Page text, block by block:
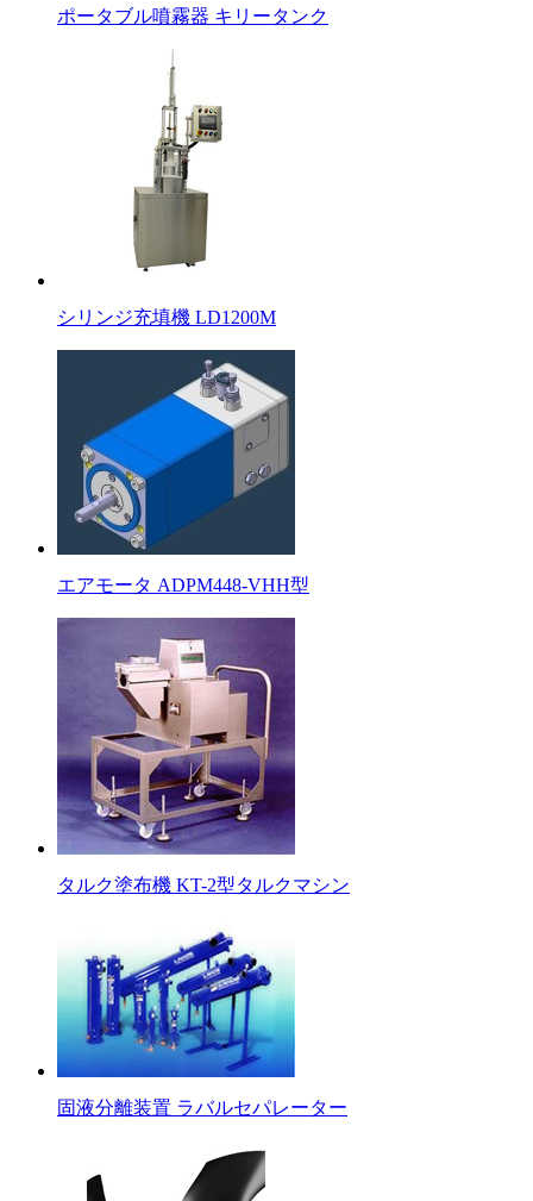
ポータブル噴霧器 キリータンク
シリンジ充填機 LD1200M
エアモータ ADPM448-VHH型
タルク塗布機 KT-2型タルクマシン
固液分離装置 ラバルセパレーター